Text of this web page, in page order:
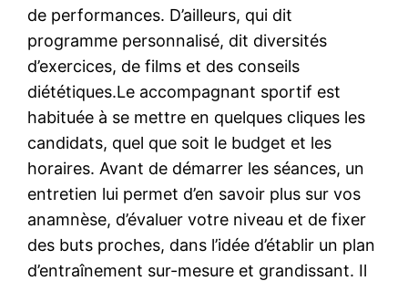
de performances. D’ailleurs, qui dit
programme personnalisé, dit diversités
d’exercices, de films et des conseils
diététiques.Le accompagnant sportif est
habituée à se mettre en quelques cliques les
candidats, quel que soit le budget et les
horaires. Avant de démarrer les séances, un
entretien lui permet d’en savoir plus sur vos
anamnèse, d’évaluer votre niveau et de fixer
des buts proches, dans l’idée d’établir un plan
d’entraînement sur-mesure et grandissant. Il